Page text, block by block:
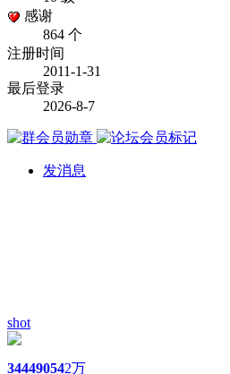
感谢
864 个
注册时间
2011-1-31
最后登录
2026-8-7
发消息
shot
344490542万